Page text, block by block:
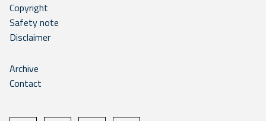
Copyright
Safety note
Disclaimer
Archive
Contact